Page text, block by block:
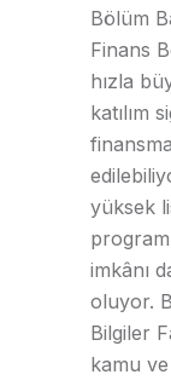
Bölüm
Finans
hızla
katılım
yüksek
imkânı
oluyor.
Bilgiler
kamu